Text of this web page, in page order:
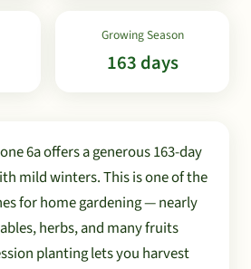
Growing Season
163 days
6a offers a generous 163-day
mild winters. This is one of the
for home gardening — nearly
herbs, and many fruits
planting lets you harvest